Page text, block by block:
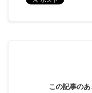
この記事の